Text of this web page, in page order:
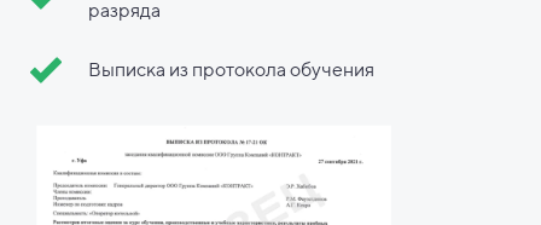
разряда
Выписка из протокола обучения